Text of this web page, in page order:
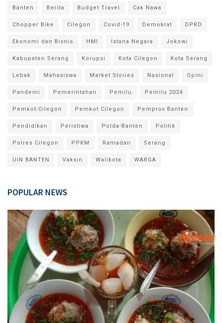
Banten Berita Budget Travel Cak Nawa
Chopper Bike Cilegon Covid-19 Demokrat DPRD
Ekonomi dan Bisnis HMI Istana Negara Jokowi
Kabupaten Serang Korupsi Kota Cilegon Kota Serang
Lebak Mahasiswa Market Stories Nasional Opini
Pandemi Pemerintahan Pemilu Pemilu 2024
Pemkot-Cilegon Pemkot Cilegon Pemprov Banten
Pendidikan Peristiwa Polda-Banten Politik
Polres Cilegon PPKM Ramadan Serang
UIN BANTEN Vaksin Walikota WARGA
POPULAR NEWS